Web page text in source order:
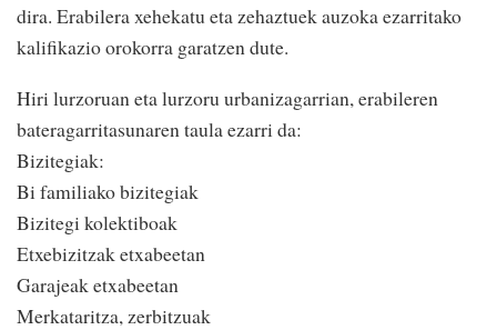
dira. Erabilera xehekatu eta zehaztuek auzoka ezarritako
kalifikazio orokorra garatzen dute.
Hiri lurzoruan eta lurzoru urbanizagarrian, erabileren
bateragarritasunaren taula ezarri da:
Bizitegiak:
Bi familiako bizitegiak
Bizitegi kolektiboak
Etxebizitzak etxabeetan
Garajeak etxabeetan
Merkataritza, zerbitzuak